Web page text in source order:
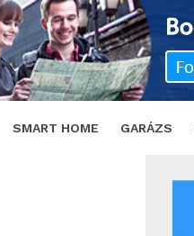
SMART HOME GARÁZS